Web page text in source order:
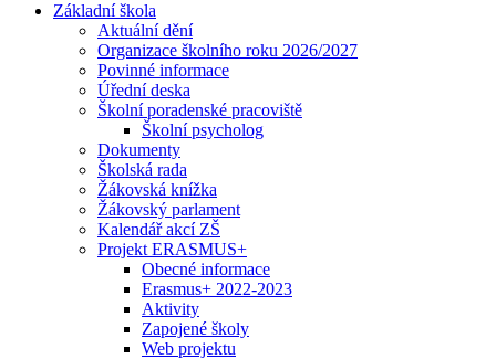
Základní škola
Aktuální dění
Organizace školního roku 2026/2027
Povinné informace
Úřední deska
Školní poradenské pracoviště
Školní psycholog
Dokumenty
Školská rada
Žákovská knížka
Žákovský parlament
Kalendář akcí ZŠ
Projekt ERASMUS+
Obecné informace
Erasmus+ 2022-2023
Aktivity
Zapojené školy
Web projektu